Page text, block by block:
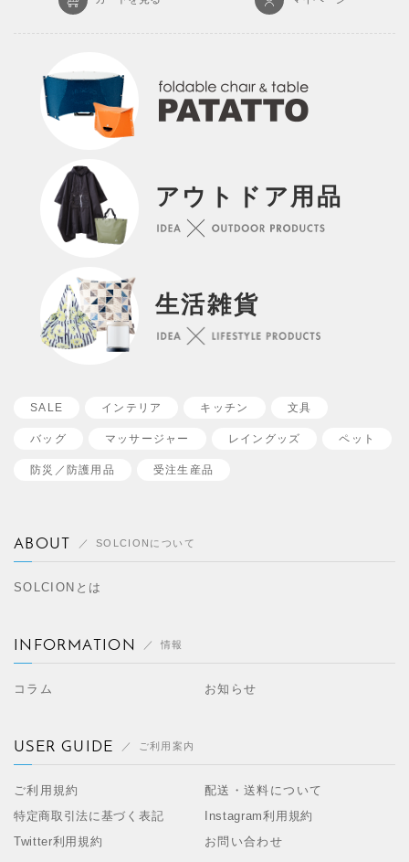
アウトドア用品
生活雑貨
SALE インテリア キッチン 文具
バッグ マッサージャー レイングッズ ペット
防災／ 防護用品 受注生産品
ABOUT SOLCIONについて
SOLCIONとは
INFORMATION 情報
コラム お知らせ
USER GUIDE ご利用案内
ご利用規約
配送・送料について
特定商取引法に基づく表記
Instagram利用規約
Twitter利用規約
お問い合わせ